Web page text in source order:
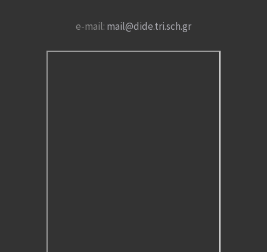
e-mail: mail@dide.tri.sch.gr